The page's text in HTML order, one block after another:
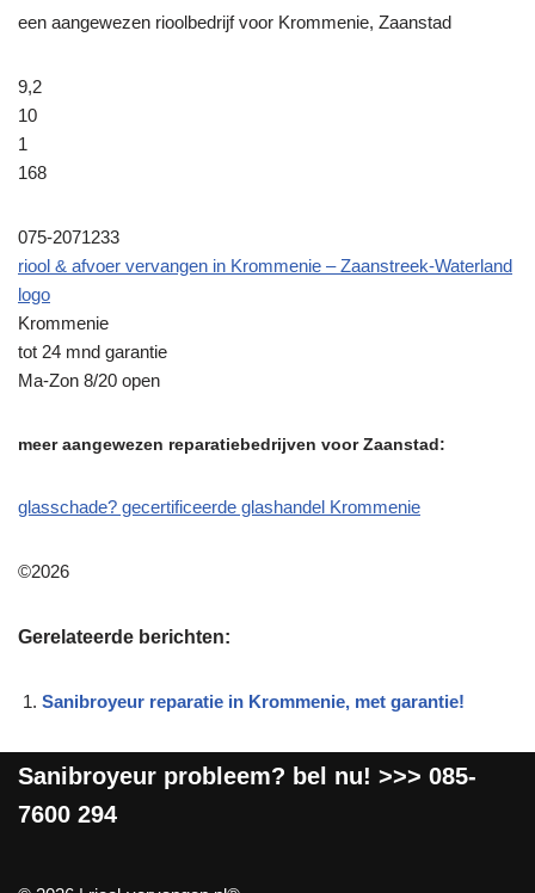
een aangewezen rioolbedrijf voor Krommenie, Zaanstad
9,2
10
1
168
075-2071233
riool & afvoer vervangen in Krommenie – Zaanstreek-Waterland
logo
Krommenie
tot 24 mnd garantie
Ma-Zon 8/20 open
meer aangewezen reparatiebedrijven voor Zaanstad:
glasschade? gecertificeerde glashandel Krommenie
©2026
Gerelateerde berichten:
Sanibroyeur reparatie in Krommenie, met garantie!
Sanibroyeur probleem? bel nu! >>> 085-
7600 294